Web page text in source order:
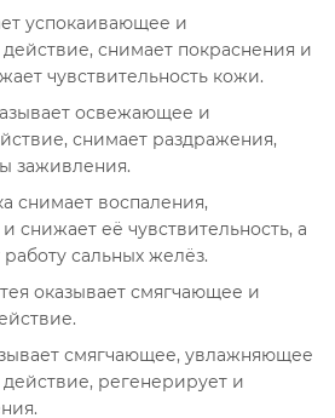
успокаивающее и
снимает покраснения и
чувствительность кожи.
освежающее и
снимает раздражения,
заживления.
снимает воспаления,
снижает её чувствительность, а
сальных желёз.
оказывает смягчающее и
смягчающее, увлажняющее
регенерирует и